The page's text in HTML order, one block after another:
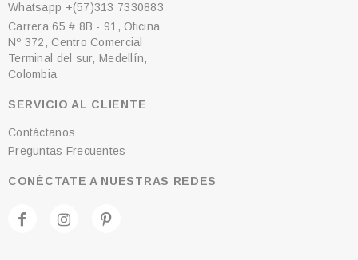
Whatsapp +(57)313 7330883
Carrera 65 # 8B - 91, Oficina
Nº 372, Centro Comercial
Terminal del sur, Medellín,
Colombia
SERVICIO AL CLIENTE
Contáctanos
Preguntas Frecuentes
CONÉCTATE A NUESTRAS REDES